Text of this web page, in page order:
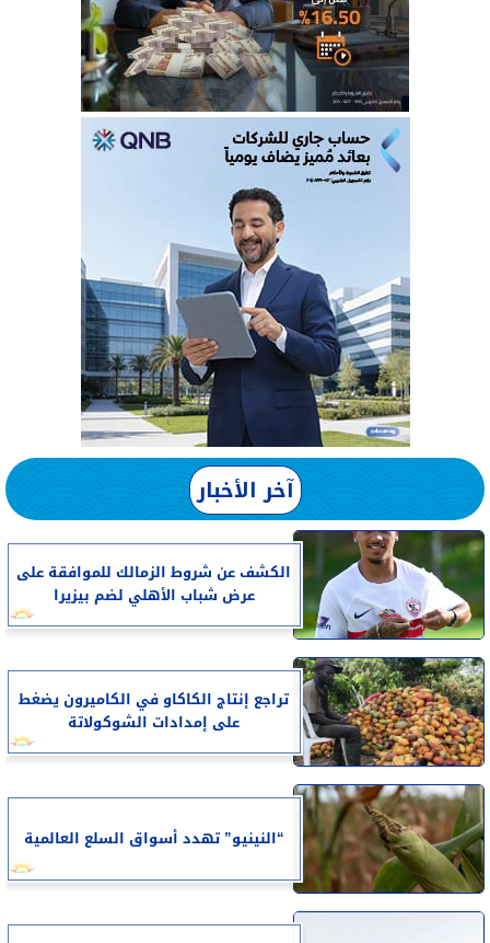
آخر الأخبار
الكشف عن شروط الزمالك للموافقة على
عرض شباب الأهلي لضم بيزيرا
تراجع إنتاج الكاكاو في الكاميرون يضغط
على إمدادات الشوكولاتة
“النينيو” تهدد أسواق السلع العالمية